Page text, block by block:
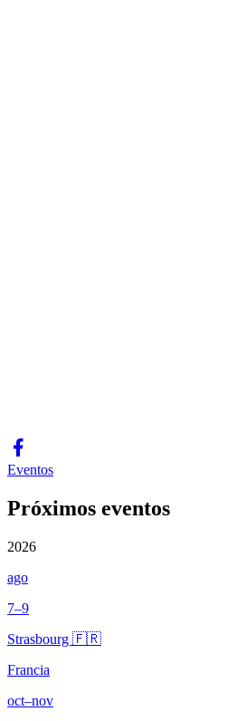
Eventos
Próximos eventos
2026
ago
7–9
Strasbourg 🇫🇷
Francia
oct–nov